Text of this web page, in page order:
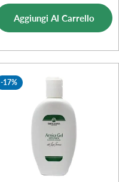
di
vendita
normale
Aggiungi Al Carrello
-17%